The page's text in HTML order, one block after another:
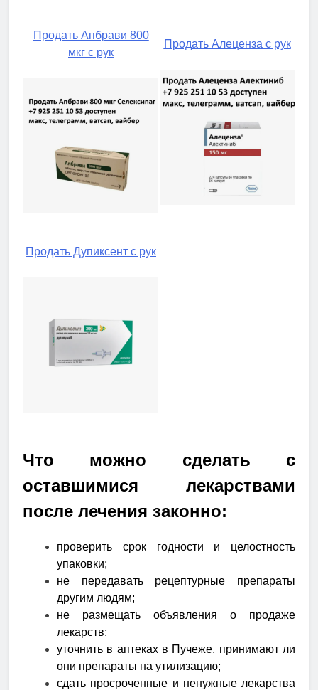
Продать Апбрави 800
мкг с рук
Продать Алеценза с рук
Продать Дупиксент с рук
Что можно сделать с
оставшимися лекарствами
после лечения законно:
проверить срок годности и целостность
упаковки;
не передавать рецептурные препараты
другим людям;
не размещать объявления о продаже
лекарств;
уточнить в аптеках в Пучеже, принимают ли
они препараты на утилизацию;
сдать просроченные и ненужные лекарства